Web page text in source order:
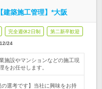
建築施工管理】*大阪
完全週休2日制 第二新卒歓迎
24
施設やマンションなどの施工現
をお任せします。
の選考です】当社に興味をお持